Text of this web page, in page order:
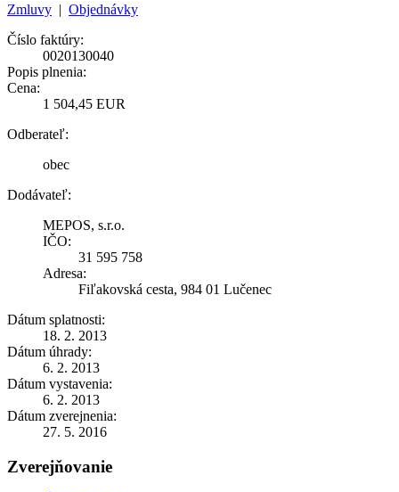
Zmluvy | Objednávky
Číslo faktúry:
0020130040
Popis plnenia:
Cena:
1 504,45 EUR
Odberateľ:
obec
Dodávateľ:
MEPOS, s.r.o.
IČO:
31 595 758
Adresa:
Fiľakovská cesta, 984 01 Lučenec
Dátum splatnosti:
18. 2. 2013
Dátum úhrady:
6. 2. 2013
Dátum vystavenia:
6. 2. 2013
Dátum zverejnenia:
27. 5. 2016
Zverejňovanie